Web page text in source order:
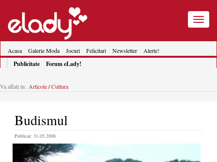
Toggle
Acasa Galerie Moda Jocuri Felicitari Newsletter Alerte!
Publicitate Forum eLady!
Va aflati in: Articole/Cultura
Budismul
Publicat: 31.05.2008